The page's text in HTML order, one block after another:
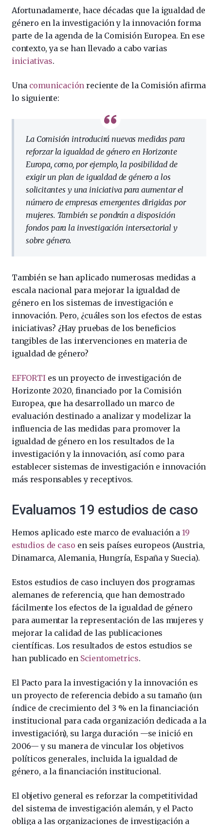
Afortunadamente, hace décadas que la igualdad de
género en la investigación y la innovación forma
parte de la agenda de la Comisión Europea. En ese
contexto, ya se han llevado a cabo varias
iniciativas.
Una comunicación reciente de la Comisión afirma
lo siguiente:
La Comisión introducirá nuevas medidas para
reforzar la igualdad de género en Horizonte
Europa, como, por ejemplo, la posibilidad de
exigir un plan de igualdad de género a los
solicitantes y una iniciativa para aumentar el
número de empresas emergentes dirigidas por
mujeres. También se pondrán a disposición
fondos para la investigación intersectorial y
sobre género.
También se han aplicado numerosas medidas a
escala nacional para mejorar la igualdad de
género en los sistemas de investigación e
innovación. Pero, ¿cuáles son los efectos de estas
iniciativas? ¿Hay pruebas de los beneficios
tangibles de las intervenciones en materia de
igualdad de género?
EFFORTIes un proyecto de investigación de
Horizonte 2020, financiado por la Comisión
Europea, que ha desarrollado un marco de
evaluación destinado a analizar y modelizar la
influencia de las medidas para promover la
igualdad de género en los resultados de la
investigación y la innovación, así como para
establecer sistemas de investigación e innovación
más responsables y receptivos.
Evaluamos 19 estudios de caso
Hemos aplicado este marco de evaluación a19
estudios de caso en seis países europeos (Austria,
Dinamarca, Alemania, Hungría, España y Suecia).
Estos estudios de caso incluyen dos programas
alemanes de referencia, que han demostrado
fácilmente los efectos de la igualdad de género
para aumentar la representación de las mujeres y
mejorar la calidad de las publicaciones
científicas. Los resultados de estos estudios se
han publicado en Scientometrics.
El Pacto para la investigación y la innovación es
un proyecto de referencia debido a su tamaño (un
índice de crecimiento del 3 % en la financiación
institucional para cada organización dedicada a la
investigación), su larga duración —se inició en
2006— y su manera de vincular los objetivos
políticos generales, incluida la igualdad de
género, a la financiación institucional.
El objetivo general es reforzar la competitividad
del sistema de investigación alemán, y el Pacto
obliga a las organizaciones de investigación a